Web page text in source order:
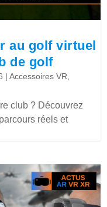
au golf virtuel
de golf
|Accessoires VR
club ? Découvrez
réels et